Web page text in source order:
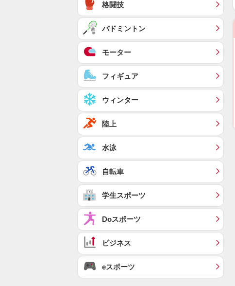
格闘技
バドミントン
モーター
フィギュア
ウィンター
陸上
水泳
自転車
学生スポーツ
Doスポーツ
ビジネス
eスポーツ